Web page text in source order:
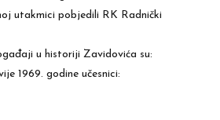
utakmici pobjedili RK Radnički
u historiji Zavidovića su:
1969. godine učesnici: